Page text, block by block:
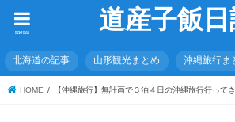
道産子飯
menu
北海道の記事 山形観光まとめ 沖縄旅行ま
HOME 【沖縄旅行】無計画で３泊４日の沖縄旅行行って